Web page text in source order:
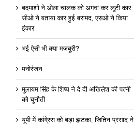
बदमाशों ने ओला चालक को अगवा कर लूटी कार
सीओ ने बताया कार हुई बरामद, एसओ ने किया
इंकार
भई ऐसी भी क्या मजबूरी?
मनोरंजन
मुलायम सिंह के शिष्य ने दे दी अखिलेश की पत्नी
को चुनौती
यूपी में कांगे्रस को बड़ा झटका, जितिन प्रसाद ने